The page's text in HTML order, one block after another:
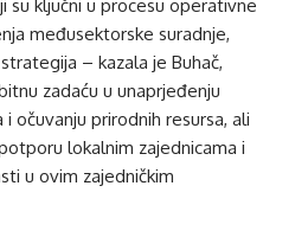
su ključni u procesu operativne
međusektorske suradnje,
– kazala je Buhač,
zadaću u unaprjeđenju
očuvanju prirodnih resursa, ali
lokalnim zajednicama i
u ovim zajedničkim